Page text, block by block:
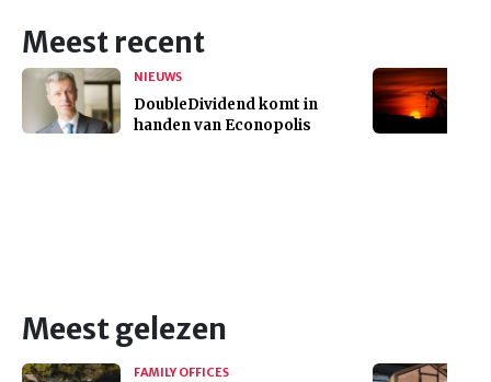
Meest recent
NIEUWS
DoubleDividend komt in
handen van Econopolis
Meest gelezen
FAMILY OFFICES